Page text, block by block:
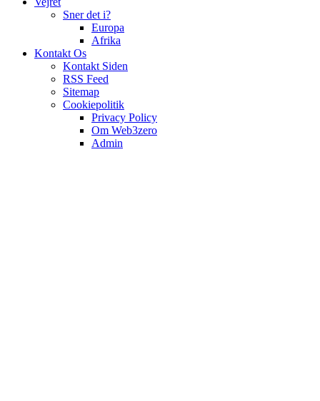
Sner det i?
Europa
Afrika
Kontakt Os
Kontakt Siden
RSS Feed
Sitemap
Cookiepolitik
Privacy Policy
Om Web3zero
Admin